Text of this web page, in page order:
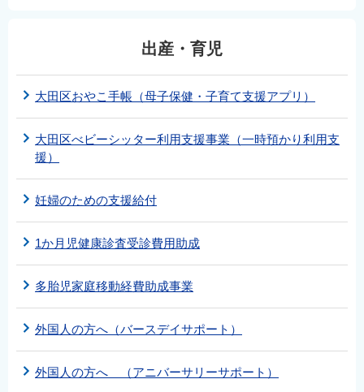
出産・育児
大田区おやこ手帳（母子保健・子育て支援アプリ）
大田区べビーシッター利用支援事業（一時預かり利用支
援）
妊婦のための支援給付
1か月児健康診査受診費用助成
多胎児家庭移動経費助成事業
外国人の方へ（バースデイサポート）
外国人の方へ （アニバーサリーサポート）